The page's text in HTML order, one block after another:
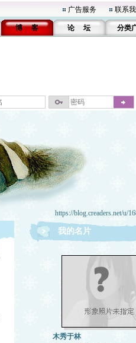
广告服务 联系
博 客 论 坛 分类
https://blog.creaders.net/u/
我的名片
木秀于林